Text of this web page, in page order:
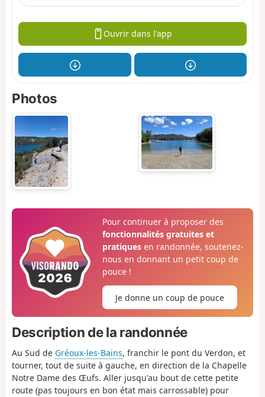
Ouvrir dans l'app
Photos
Pour continuer à proposer des
fonctionnalités gratuites et
pratiquesen randonnée, soutenez-
nous en donnant un petit coup de
pouce !
Je donne un coup de pouce
Description de la randonnée
Au Sud de Gréoux-les-Bains, franchir le pont du Verdon, et
tourner, tout de suite à gauche, en direction de la Chapelle
Notre Dame des Œufs. Aller jusqu'au bout de cette petite
route (pas toujours en bon état mais carrossable) pour